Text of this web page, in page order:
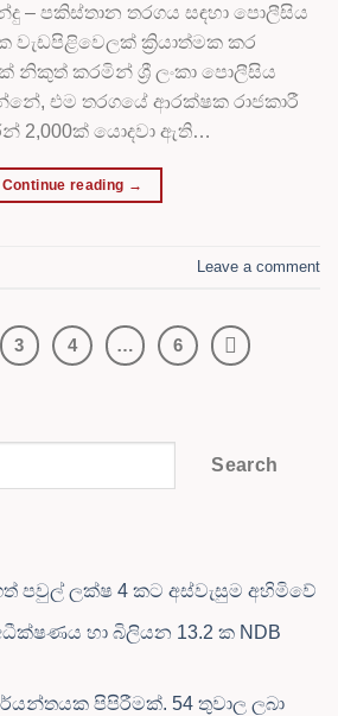
– පකිස්තාන තරගය සඳහා පොලීසිය
ක්‍රියාත්මක කර
නිකුත් කරමින් ශ්‍රී ලංකා පොලීසිය
එම තරගයේ ආරක්ෂක රාජකාරී
2,000ක් යොදවා ඇති…
Continue reading →
Leave a comment
3 4 … 6
Search
පවුල් ලක්ෂ 4 කට අස්වැසුම අහිමිවේ
හා බිලියන 13.2 ක NDB
පිපිරීමක්. 54 තුවාල ලබා